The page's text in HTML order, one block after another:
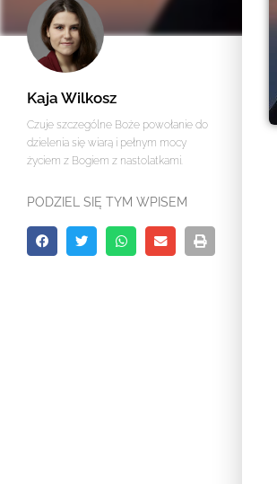
Kaja Wilkosz
Czuje szczególne Boże powołanie do
dzielenia się wiarą i pełnym mocy
życiem z Bogiem z nastolatkami.
PODZIEL SIĘ TYM WPISEM